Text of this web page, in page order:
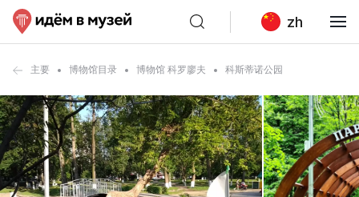
zh
主要 博物馆目录 博物馆 科罗廖夫 科斯蒂诺公园